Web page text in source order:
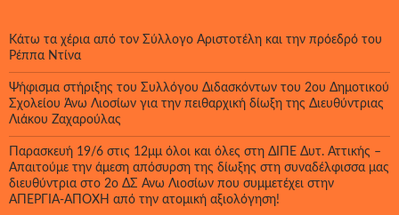
Κάτω τα χέρια από τον Σύλλογο Αριστοτέλη και την πρόεδρό του
Ρέππα Ντίνα
Ψήφισμα στήριξης του Συλλόγου Διδασκόντων του 2ου Δημοτικού
Σχολείου Άνω Λιοσίων για την πειθαρχική δίωξη της Διευθύντριας
Λιάκου Ζαχαρούλας
Παρασκευή 19/6 στις 12μμ όλοι και όλες στη ΔΙΠΕ Δυτ. Αττικής –
Απαιτούμε την άμεση απόσυρση της δίωξης στη συναδέλφισσα μας
διευθύντρια στο 2ο ΔΣ Άνω Λιοσίων που συμμετέχει στην
ΑΠΕΡΓΙΑ-ΑΠΟΧΗ από την ατομική αξιολόγηση!